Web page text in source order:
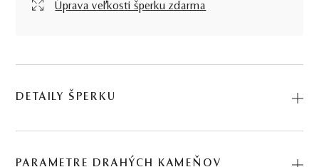
Úprava veľkosti šperku zdarma
DETAILY ŠPERKU
kameňa, dáva o svojej nositeľke jasnú správu, že ide o
PARAMETRE DRAHÝCH KAMEŇOV